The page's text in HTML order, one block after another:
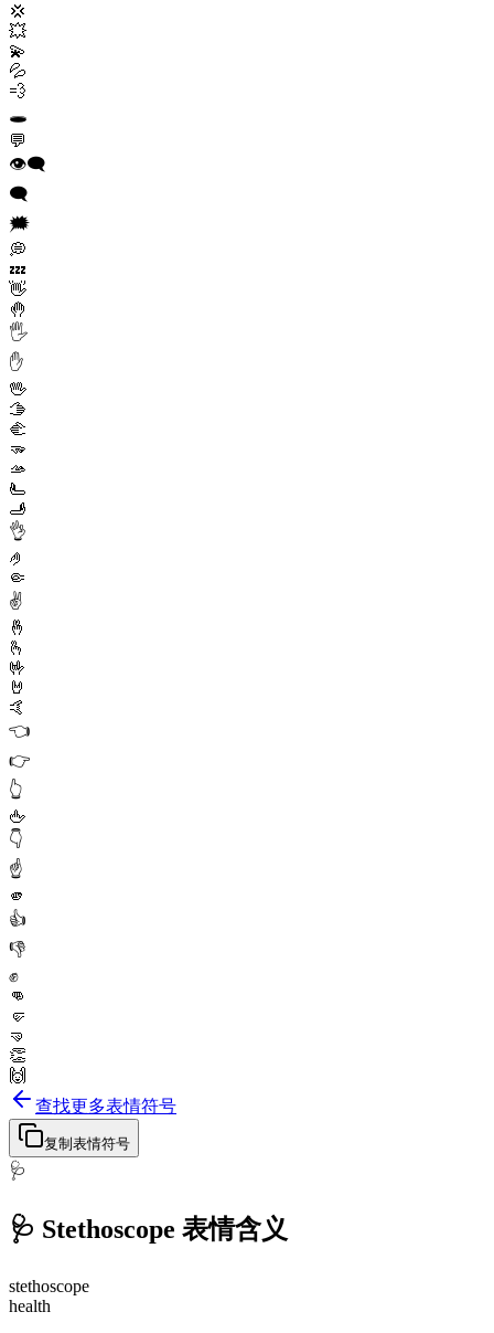
💢
💥
💫
💦
💨
🕳️
💬
👁️‍🗨️
🗨️
🗯️
💭
💤
👋
🤚
🖐️
✋
🖖
🫱
🫲
🫳
🫴
🫷
🫸
👌
🤌
🤏
✌️
🤞
🫰
🤟
🤘
🤙
👈
👉
👆
🖕
👇
☝️
🫵
👍
👎
✊
👊
🤛
🤜
👏
🙌
查找更多表情符号
复制表情符号
🩺
🩺 Stethoscope 表情含义
stethoscope
health